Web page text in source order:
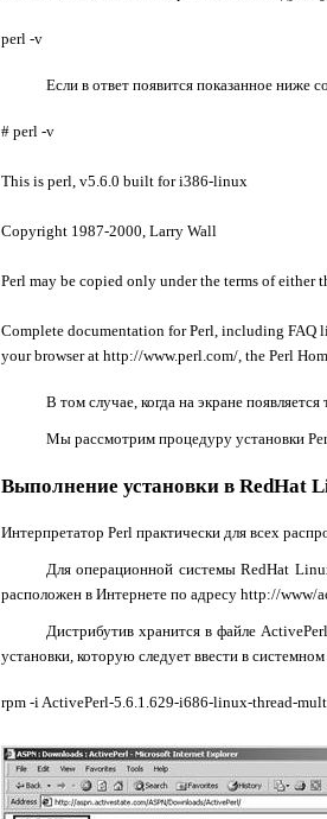
perl -v
Если в ответ появится показанное ниже
# perl -v
This is perl, v5.6.0 built for i386-linux
Copyright 1987-2000, Larry Wall
Perl may be copied only under the terms of either
Complete documentation for Perl, including FAQ
your browser at http://www.perl.com/, the Perl
В том случае, когда на экране
Мы рассмотрим процедуру установки
Выполнение установки в RedHat
Интерпретатор Perl практически для всех
Для операционной системыRedHat
расположен в Интернете по адресу http://www/
Дистрибутив хранится в файле ActivePerl
установки, которую следует ввести в
rpm -i ActivePerl-5.6.1.629-i686-linux-thread-